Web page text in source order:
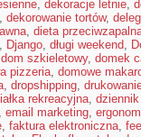
, dekoracje letnie,
, dekorowanie tortów,
, dieta
, Django, długi weekend,
dom szkieletowy, domek
pizzeria, domowe
, dropshipping,
rekreacyjna,
email marketing,
, faktura elektroniczna,